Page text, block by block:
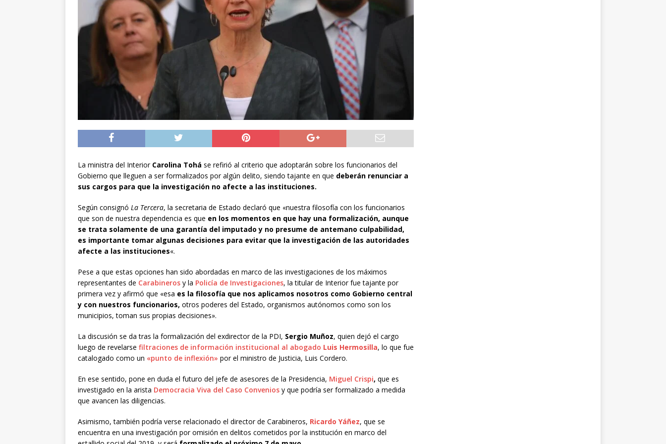
preventiva en la región
POLICIAL
[ 06/08/2026 ]
El papa León XIV viajará a Uruguay, Argentina y Perú del 6 al 17 de
noviembre
INTERNACIONAL
Diputado Jofré oficia a la SCJ para fiscalizar el impacto fiscal en la
Municipalidad y el GORE Tarapacá
La ministra del InteriorCarolina Tohá se refirió al criterio que adoptarán sobre los funcionarios del
Gobierno que lleguen a ser formalizados por algún delito, siendo tajante en que deberán renunciar a
sus cargos para que la investigación no afecte a las instituciones.
Según consignó La Tercera, la secretaria de Estado declaró que «nuestra filosofía con los funcionarios
que son de nuestra dependencia es que en los momentos en que hay una formalización, aunque
se trata solamente de una garantía del imputado y no presume de antemano culpabilidad,
es importante tomar algunas decisiones para evitar que la investigación de las autoridades
afecte a las instituciones«.
Pese a que estas opciones han sido abordadas en marco de las investigaciones de los máximos
representantes de Carabineros y la Policía de Investigaciones, la titular de Interior fue tajante por
primera vez y afirmó que «esa es la filosofía que nos aplicamos nosotros como Gobierno central
y con nuestros funcionarios, otros poderes del Estado, organismos autónomos como son los
municipios, toman sus propias decisiones».
La discusión se da tras la formalización del exdirector de la PDI, Sergio Muñoz, quien dejó el cargo
luego de revelarse filtraciones de información institucional al abogado Luis Hermosilla, lo que fue
catalogado como un «punto de inflexión» por el ministro de Justicia, Luis Cordero.
En ese sentido, pone en duda el futuro del jefe de asesores de la Presidencia, Miguel Crispi, que es
investigado en la arista Democracia Viva del Caso Convenios y que podría ser formalizado a medida
que avancen las diligencias.
Asimismo, también podría verse relacionado el director de Carabineros, Ricardo Yáñez, que se
encuentra en una investigación por omisión en delitos cometidos por la institución en marco del